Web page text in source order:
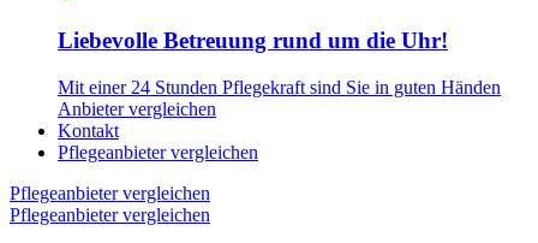
Liebevolle Betreuung rund um die Uhr!
Mit einer 24 Stunden Pflegekraft sind Sie in guten Händen
Anbieter vergleichen
Kontakt
Pflegeanbieter vergleichen
Pflegeanbieter vergleichen
Pflegeanbieter vergleichen